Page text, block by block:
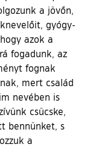
a jövőn,
gyógy-
azok a
fogadunk, az
fognak
mert család
nevében is
csücske,
bennünket, s
a